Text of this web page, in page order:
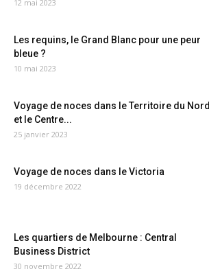
12 mai 2023
Les requins, le Grand Blanc pour une peur
bleue ?
10 mai 2023
Voyage de noces dans le Territoire du Nord
et le Centre...
25 janvier 2023
Voyage de noces dans le Victoria
19 décembre 2022
Les quartiers de Melbourne : Central
Business District
30 novembre 2022